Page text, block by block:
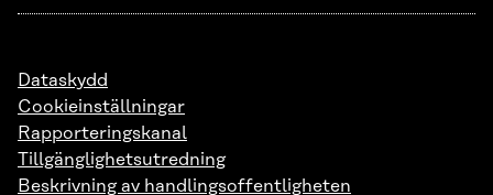
Dataskydd
Cookieinställningar
Rapporteringskanal
Tillgänglighetsutredning
Beskrivning av handlingsoffentligheten